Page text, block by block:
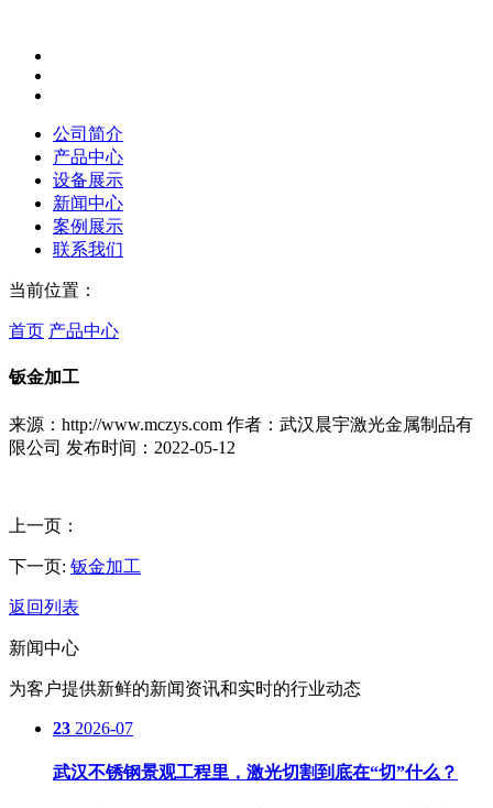
公司简介
产品中心
设备展示
新闻中心
案例展示
联系我们
当前位置：
首页 产品中心
钣金加工
来源：http://www.mczys.com 作者：武汉晨宇激光金属制品有
限公司 发布时间：2022-05-12
上一页：
下一页: 钣金加工
返回列表
新闻中心
为客户提供新鲜的新闻资讯和实时的行业动态
23 2026-07
武汉不锈钢景观工程里，激光切割到底在“切”什么？